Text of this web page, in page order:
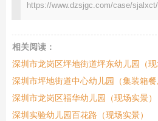
https://www.dzsjgc.com/case/sjalxct/
相关阅读：
深圳市龙岗区坪地街道坪东幼儿园（现
深圳市坪地街道中心幼儿园（集装箱餐
深圳市龙岗区福华幼儿园（现场实景）
深圳实验幼儿园百花路（现场实景）